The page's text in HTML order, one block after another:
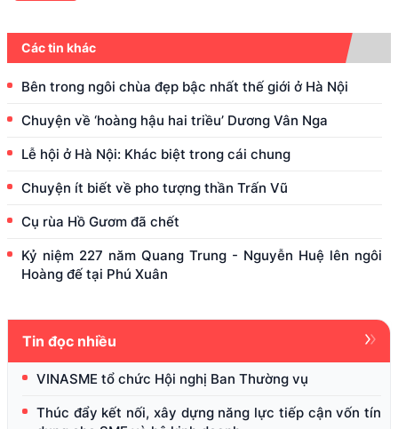
Các tin khác
Bên trong ngôi chùa đẹp bậc nhất thế giới ở Hà Nội
Chuyện về ‘hoàng hậu hai triều’ Dương Vân Nga
Lễ hội ở Hà Nội: Khác biệt trong cái chung
Chuyện ít biết về pho tượng thần Trấn Vũ
Cụ rùa Hồ Gươm đã chết
Kỷ niệm 227 năm Quang Trung - Nguyễn Huệ lên ngôi
Hoàng đế tại Phú Xuân
Tin đọc nhiều
VINASME tổ chức Hội nghị Ban Thường vụ
Thúc đẩy kết nối, xây dựng năng lực tiếp cận vốn tín